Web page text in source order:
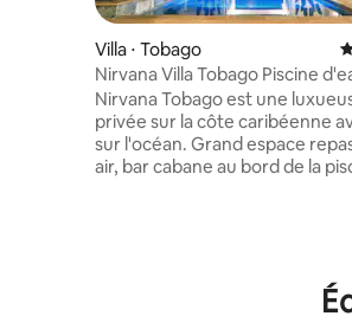
Villa ⋅ Tobago
Nirvana Villa Tobago Piscine d'eau salée
et vue sur l'océan
Nirvana Tobago est une
privée sur la côte caribéenne
sur l'océan. Grand espace
air, bar cabane au bord de la
cuisine de chef et de chambres
aménagées avec salle de bain